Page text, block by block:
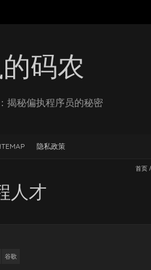
码农
揭秘偏执程序员的秘密
隐私政策
首页
人才
谷歌